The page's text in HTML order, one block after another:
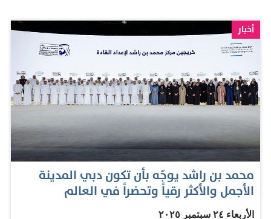
المتقدمين بعروض لشراء نادي شيفيلد وينزداي، الوضع في
دبي بقوله: «انظر إلى دبي، إنها تزدهر تماماً، وهذا لأنهم خلقوا
للأعمال في دبي هي السبب وراء ازدهارها الاقتصادي السريع،
في تناقض حاد مع ما وصفه بـ «الضغط الشديد» و«الطرد»
الذي يتعرض له أصحاب الثروات في المملكة المتحدة. وتأتي
تصريحات هاوسام في وقت حرج، حيث تشير التقارير إلى
نزوح نحو 9.500 مليونير من المملكة المتحدة في عام 2024
وحده، كما يخطط نحو 12% أو نحو 680 ألفاً من الشركات
الصغيرة والمتوسطة البريطانية للانتقال إلى الخارج، وفقاً
أخبار
محمد بن راشد يوجّه بأن تكون دبي المدينة
الأجمل والأكثر رقياً وتحضراً في العالم
الأربعاء ٢٤ سبتمبر ٢٠٢٥